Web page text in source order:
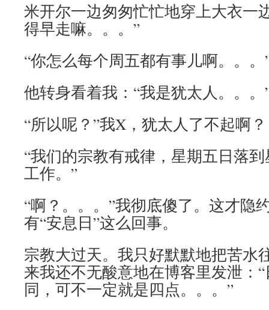
米开尔一边匆匆忙忙地穿上大衣一
得早走嘛。。。”
“你怎么每个周五都有事儿啊。。。
他转身看着我：“我是犹太人。。。
“所以呢？”我X，犹太人了不起啊？
“我们的宗教有戒律，星期五日落
工作。”
“啊？。。。”我彻底傻了。这才隐
有“安息日”这么回事。
宗教大过天。我只好默默地把苦水
来我还不无酸意地在博客里发泄：
同，可不一定就是四点。。。”